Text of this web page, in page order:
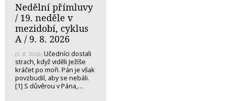
Nedělní přímluvy
/ 19. neděle v
mezidobí, cyklus
A / 9. 8. 2026
(5. 8. 2026) Učedníci dostali
strach, když viděli Ježíše
kráčet po moři. Pán je však
povzbudil, aby se nebáli.
[1] S důvěrou v Pána,…